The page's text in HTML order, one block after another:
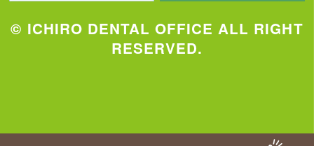
© ICHIRO DENTAL OFFICE ALL RIGHT
RESERVED.